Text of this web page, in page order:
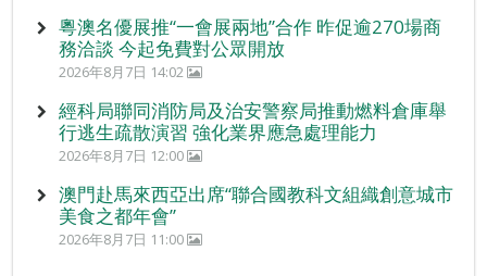
粵澳名優展推“一會展兩地”合作 昨促逾270場商
務洽談 今起免費對公眾開放
2026年8月7日 14:02
經科局聯同消防局及治安警察局推動燃料倉庫舉
行逃生疏散演習 強化業界應急處理能力
2026年8月7日 12:00
澳門赴馬來西亞出席“聯合國教科文組織創意城市
美食之都年會”
2026年8月7日 11:00